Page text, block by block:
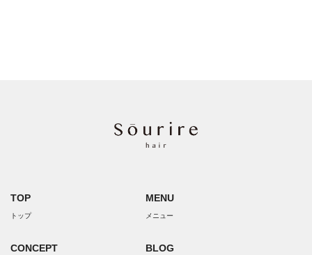
TOP
トップ
CONCEPT
MENU
メニュー
BLOG